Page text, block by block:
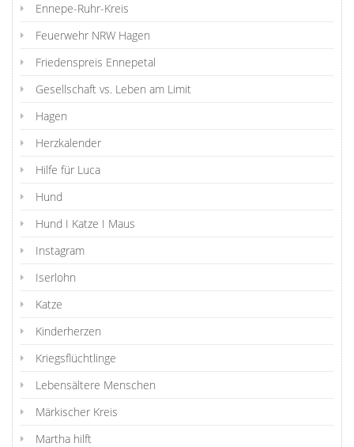
Ennepe-Ruhr-Kreis
Feuerwehr NRW Hagen
Friedenspreis Ennepetal
Gesellschaft vs. Leben am Limit
Hagen
Herzkalender
Hilfe für Luca
Hund
Hund I Katze I Maus
Instagram
Iserlohn
Katze
Kinderherzen
Kriegsflüchtlinge
Lebensältere Menschen
Märkischer Kreis
Martha hilft